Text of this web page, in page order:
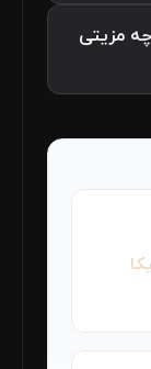
مزیتی